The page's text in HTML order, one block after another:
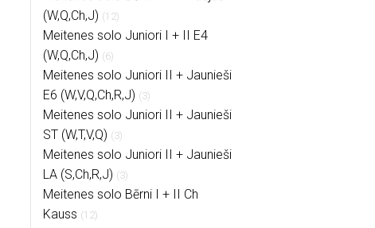
(W,Q,Ch,J) (12)
Meitenes solo Juniori I + II E4
(W,Q,Ch,J) (6)
Meitenes solo Juniori II + Jaunieši
E6 (W,V,Q,Ch,R,J) (3)
Meitenes solo Juniori II + Jaunieši
ST (W,T,V,Q) (3)
Meitenes solo Juniori II + Jaunieši
LA (S,Ch,R,J) (3)
Meitenes solo Bērni I + II Ch
Kauss (12)